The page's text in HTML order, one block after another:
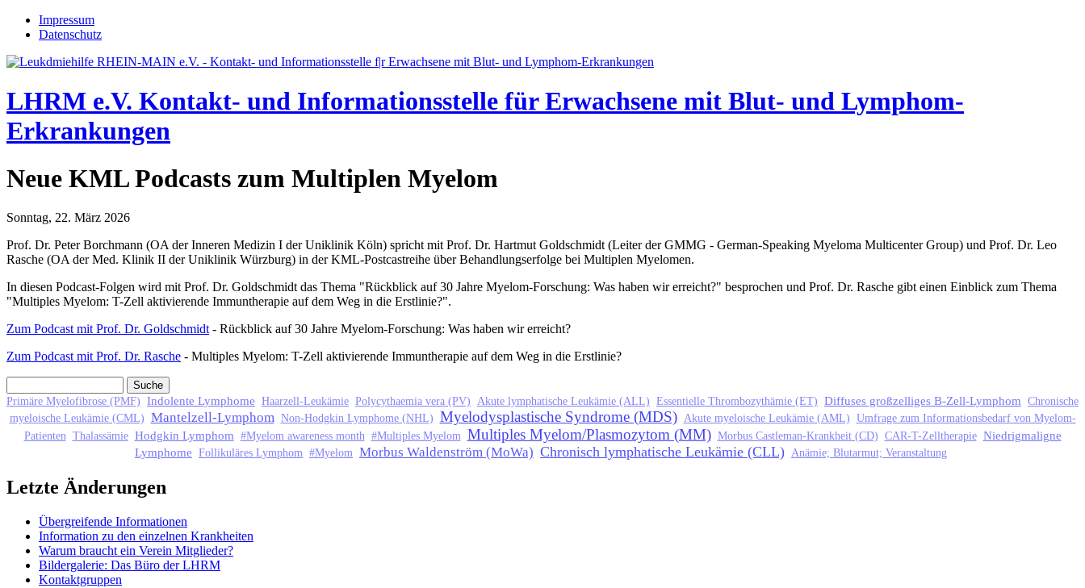
Jump to navigation
Impressum
Datenschutz
LHRM e.V. Kontakt- und Informationsstelle für Erwachsene mit Blut- und Lymphom-
Erkrankungen
Neue KML Podcasts zum Multiplen Myelom
Sonntag, 22. März 2026
Prof. Dr. Peter Borchmann (OA der Inneren Medizin I der Uniklinik Köln) spricht mit Prof. Dr. Hartmut Goldschmidt (Leiter der GMMG - German-Speaking Myeloma Multicenter Group) und Prof. Dr. Leo
Rasche (OA der Med. Klinik II der Uniklinik Würzburg) in der KML-Postcastreihe über Behandlungserfolge bei Multiplen Myelomen.
In diesen Podcast-Folgen wird mit Prof. Dr. Goldschmidt das Thema "Rückblick auf 30 Jahre Myelom-Forschung: Was haben wir erreicht?" besprochen und Prof. Dr. Rasche gibt einen Einblick zum Thema
"Multiples Myelom: T-Zell aktivierende Immuntherapie auf dem Weg in die Erstlinie?".
Zum Podcast mit Prof. Dr. Goldschmidt - Rückblick auf 30 Jahre Myelom-Forschung: Was haben wir erreicht?
Zum Podcast mit Prof. Dr. Rasche - Multiples Myelom: T-Zell aktivierende Immuntherapie auf dem Weg in die Erstlinie?
Suchformular
Primäre Myelofibrose (PMF) Indolente Lymphome Haarzell-Leukämie Polycythaemia vera (PV) Akute lymphatische Leukämie (ALL) Essentielle Thrombozythämie (ET) Diffuses großzelliges B-Zell-Lymphom Chronische
myeloische Leukämie (CML) Mantelzell-Lymphom Non-Hodgkin Lymphome (NHL) Myelodysplastische Syndrome (MDS) Akute myeloische Leukämie (AML) Umfrage zum Informationsbedarf von Myelom-
Patienten Thalassämie Hodgkin Lymphom #Myelom awareness month #Multiples Myelom Multiples Myelom/Plasmozytom (MM) Morbus Castleman-Krankheit (CD) CAR-T-Zelltherapie Niedrigmaligne
Lymphome Follikuläres Lymphom #Myelom Morbus Waldenström (MoWa) Chronisch lymphatische Leukämie (CLL) Anämie; Blutarmut; Veranstaltung
Letzte Änderungen
Übergreifende Informationen
Information zu den einzelnen Krankheiten
Warum braucht ein Verein Mitglieder?
Bildergalerie: Das Büro der LHRM
Kontaktgruppen